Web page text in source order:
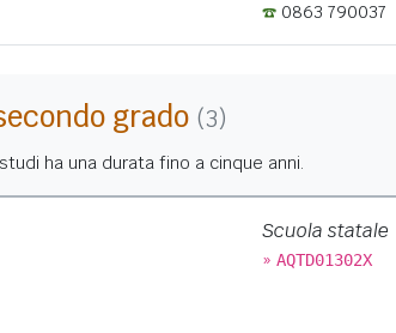
0863 790037
grado (3)
ha una durata fino a cinque anni.
Scuola statale
» AQTD01302X